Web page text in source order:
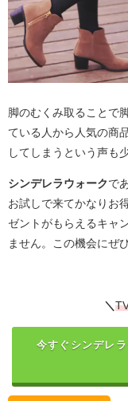
脚のむくみ取ることで
ている人から人気の商
してしまうという声も
シンデレラウォーク で
お試しで来てかなりお
ゼントがもらえるキャ
ません。この機会にぜ
＼
今すぐシンデレ